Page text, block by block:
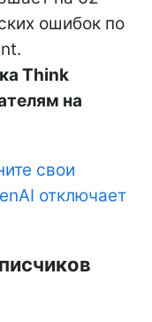
ошибок по
Think
на
свои
отключает